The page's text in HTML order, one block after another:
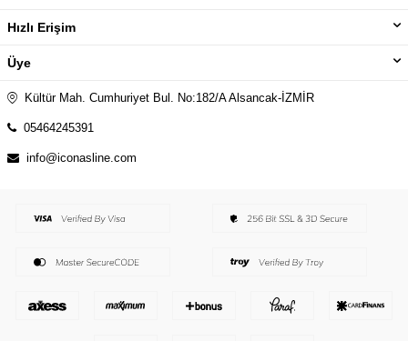
Hızlı Erişim
Üye
Kültür Mah. Cumhuriyet Bul. No:182/A Alsancak-İZMİR
05464245391
info@iconasline.com